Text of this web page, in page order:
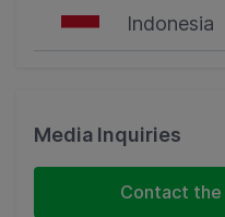
Indonesia
Malaysia
Indonesia
Media Inquiries
Contact the